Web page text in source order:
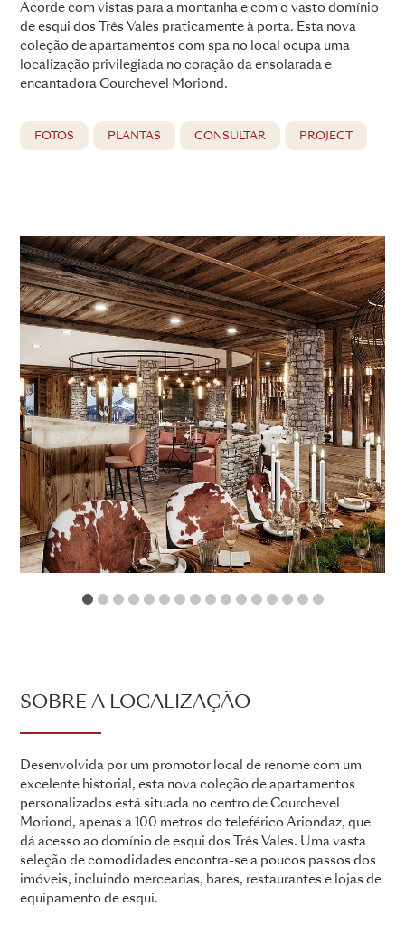
Acorde com vistas para a montanha e com o vasto domínio
de esqui dos Três Vales praticamente à porta. Esta nova
coleção de apartamentos com spa no local ocupa uma
localização privilegiada no coração da ensolarada e
encantadora Courchevel Moriond.
FOTOS PLANTAS CONSULTAR PROJECT
1 2 3 4 5 6 7 8 9 1011 1213
SOBRE A LOCALIZAÇÃO
Desenvolvida por um promotor local de renome com um
excelente historial, esta nova coleção de apartamentos
personalizados está situada no centro de Courchevel
Moriond, apenas a 100 metros do teleférico Ariondaz, que
dá acesso ao domínio de esqui dos Três Vales. Uma vasta
seleção de comodidades encontra-se a poucos passos dos
imóveis, incluindo mercearias, bares, restaurantes e lojas de
equipamento de esqui.